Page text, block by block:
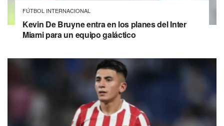
FÚTBOL INTERNACIONAL
Kevin De Bruyne entra en los planes del Inter
Miami para un equipo galáctico